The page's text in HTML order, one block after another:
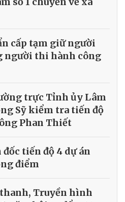
cấp tạm giữ người
người thi hành công
trực Tỉnh ủy Lâm
Sỹ kiểm tra tiến độ
Phan Thiết
tiến độ 4 dự án
điểm
thanh, Truyền hình